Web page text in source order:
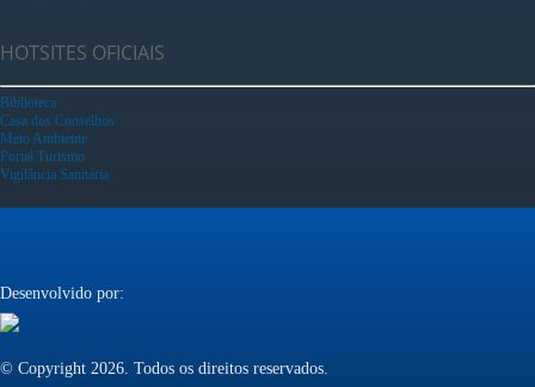
HOTSITES OFICIAIS
Biblioteca
Casa dos Conselhos
Meio Ambiente
Portal Turismo
Vigilância Sanitária
Desenvolvido por:
© Copyright 2026. Todos os direitos reservados.